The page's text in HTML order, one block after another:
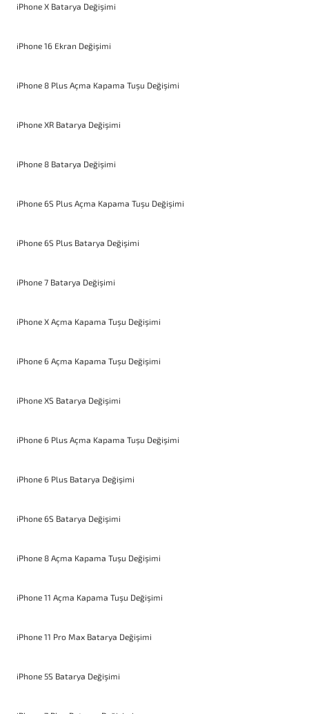
iPhone X Batarya Değişimi
iPhone 16 Ekran Değişimi
iPhone 8 Plus Açma Kapama Tuşu Değişimi
iPhone XR Batarya Değişimi
iPhone 8 Batarya Değişimi
iPhone 6S Plus Açma Kapama Tuşu Değişimi
iPhone 6S Plus Batarya Değişimi
iPhone 7 Batarya Değişimi
iPhone X Açma Kapama Tuşu Değişimi
iPhone 6 Açma Kapama Tuşu Değişimi
iPhone XS Batarya Değişimi
iPhone 6 Plus Açma Kapama Tuşu Değişimi
iPhone 6 Plus Batarya Değişimi
iPhone 6S Batarya Değişimi
iPhone 8 Açma Kapama Tuşu Değişimi
iPhone 11 Açma Kapama Tuşu Değişimi
iPhone 11 Pro Max Batarya Değişimi
iPhone 5S Batarya Değişimi